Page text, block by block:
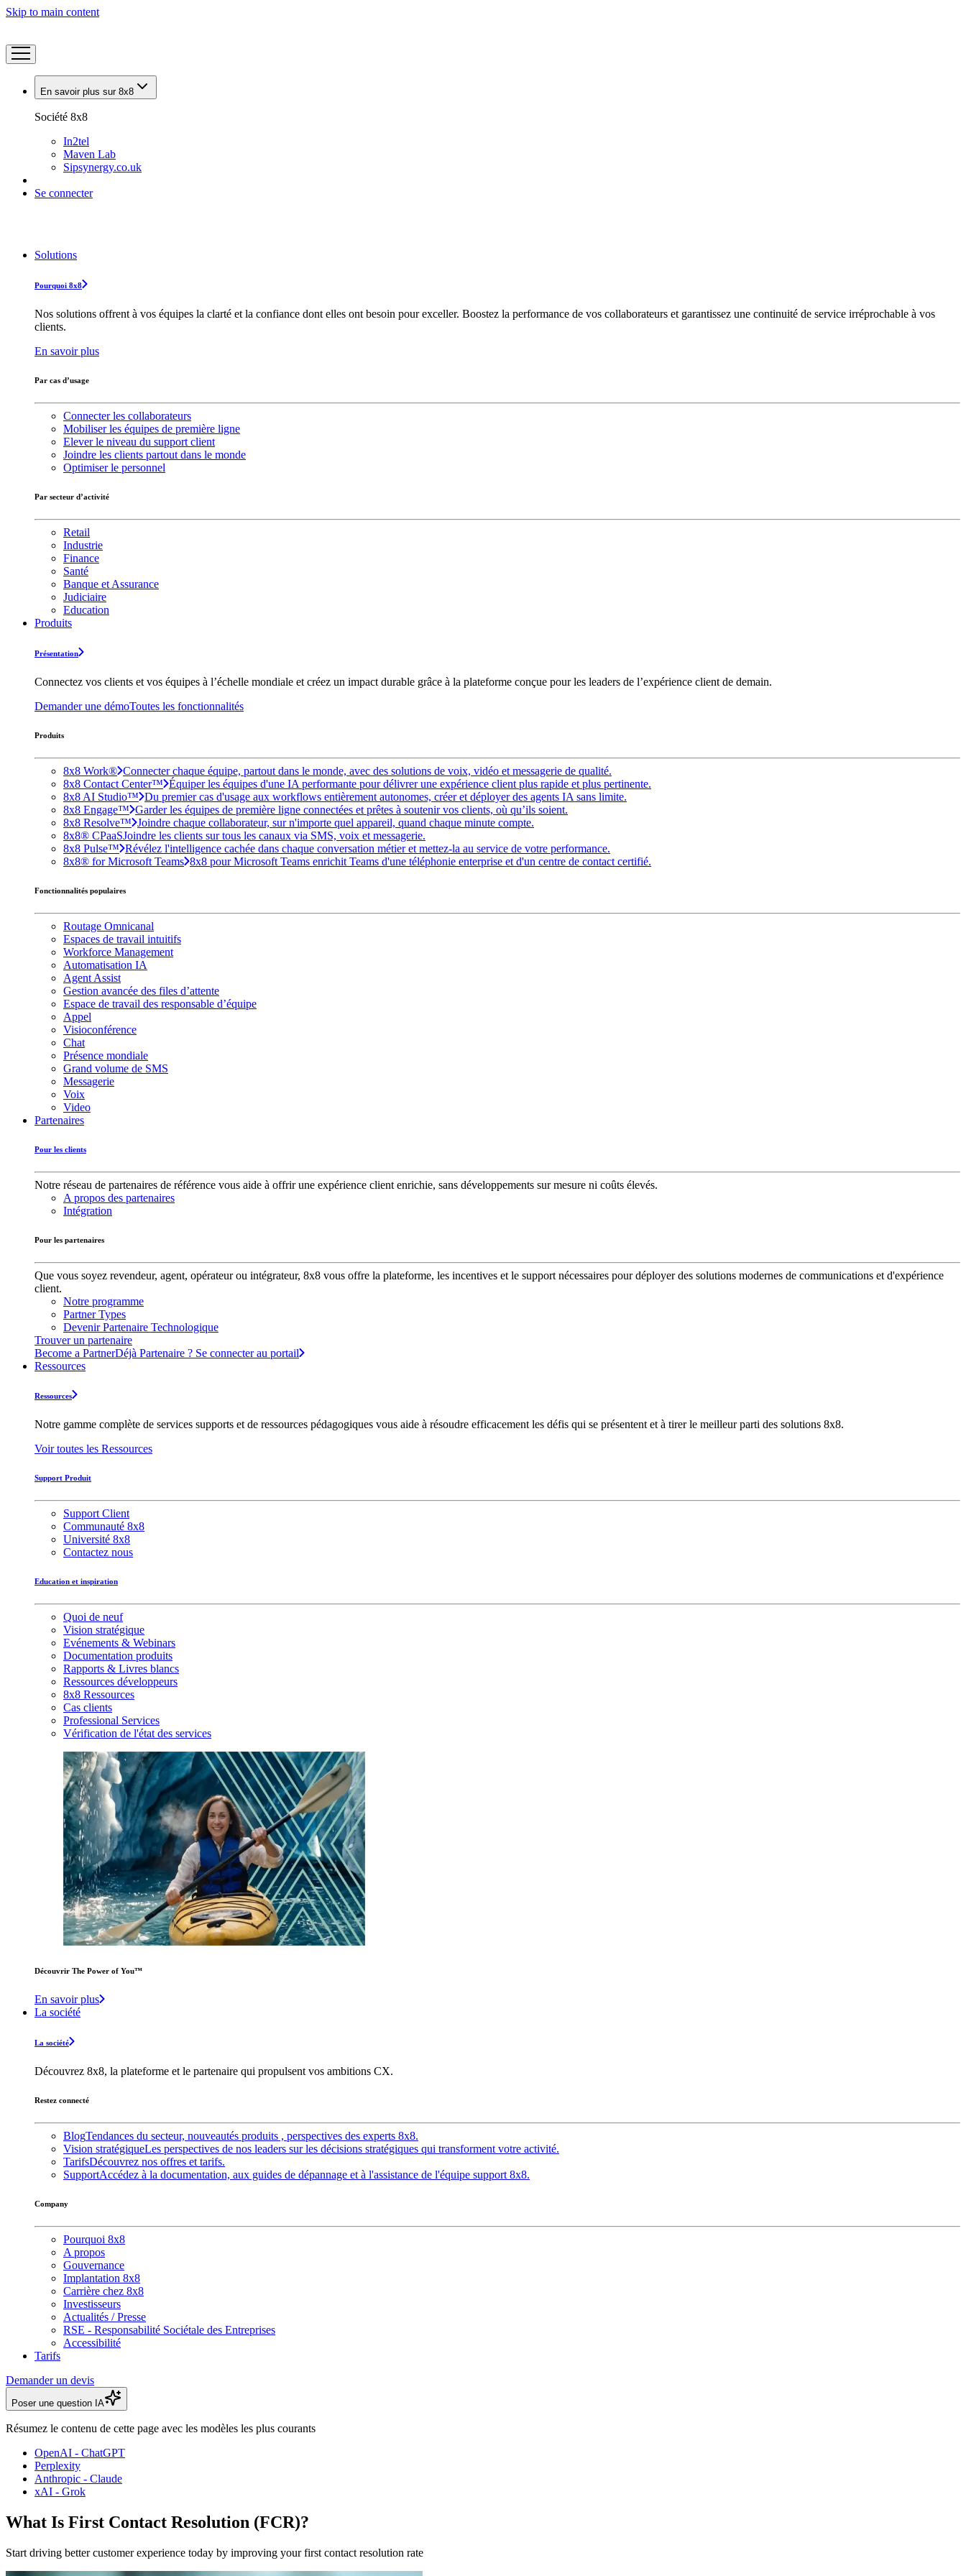
Skip to main content
En savoir plus sur 8x8
Société 8x8
In2tel
Maven Lab
Sipsynergy.co.uk
Se connecter
Solutions
Pourquoi 8x8
Nos solutions offrent à vos équipes la clarté et la confiance dont elles ont besoin pour exceller. Boostez la performance de vos collaborateurs et garantissez une continuité de service irréprochable à vos
clients.
En savoir plus
Par cas d’usage
Connecter les collaborateurs
Mobiliser les équipes de première ligne
Elever le niveau du support client
Joindre les clients partout dans le monde
Optimiser le personnel
Par secteur d’activité
Retail
Industrie
Finance
Santé
Banque et Assurance
Judiciaire
Education
Produits
Présentation
Connectez vos clients et vos équipes à l’échelle mondiale et créez un impact durable grâce à la plateforme conçue pour les leaders de l’expérience client de demain.
Demander une démoToutes les fonctionnalités
Produits
8x8 Work® Connecter chaque équipe, partout dans le monde, avec des solutions de voix, vidéo et messagerie de qualité.
8x8 Contact Center™ Équiper les équipes d'une IA performante pour délivrer une expérience client plus rapide et plus pertinente.
8x8 AI Studio™ Du premier cas d'usage aux workflows entièrement autonomes, créer et déployer des agents IA sans limite.
8x8 Engage™ Garder les équipes de première ligne connectées et prêtes à soutenir vos clients, où qu’ils soient.
8x8 Resolve™ Joindre chaque collaborateur, sur n'importe quel appareil, quand chaque minute compte.
8x8® CPaaSJoindre les clients sur tous les canaux via SMS, voix et messagerie.
8x8 Pulse™ Révélez l'intelligence cachée dans chaque conversation métier et mettez-la au service de votre performance.
8x8® for Microsoft Teams 8x8 pour Microsoft Teams enrichit Teams d'une téléphonie enterprise et d'un centre de contact certifié.
Fonctionnalités populaires
Routage Omnicanal
Espaces de travail intuitifs
Workforce Management
Automatisation IA
Agent Assist
Gestion avancée des files d’attente
Espace de travail des responsable d’équipe
Appel
Visioconférence
Chat
Présence mondiale
Grand volume de SMS
Messagerie
Voix
Video
Partenaires
Pour les clients
Notre réseau de partenaires de référence vous aide à offrir une expérience client enrichie, sans développements sur mesure ni coûts élevés.
A propos des partenaires
Intégration
Pour les partenaires
Que vous soyez revendeur, agent, opérateur ou intégrateur, 8x8 vous offre la plateforme, les incentives et le support nécessaires pour déployer des solutions modernes de communications et d'expérience
client.
Notre programme
Partner Types
Devenir Partenaire Technologique
Trouver un partenaire
Become a PartnerDéjà Partenaire ? Se connecter au portail
Ressources
Ressources
Notre gamme complète de services supports et de ressources pédagogiques vous aide à résoudre efficacement les défis qui se présentent et à tirer le meilleur parti des solutions 8x8.
Voir toutes les Ressources
Support Produit
Support Client
Communauté 8x8
Université 8x8
Contactez nous
Education et inspiration
Quoi de neuf
Vision stratégique
Evénements & Webinars
Documentation produits
Rapports & Livres blancs
Ressources développeurs
8x8 Ressources
Cas clients
Professional Services
Vérification de l'état des services
Découvrir The Power of You™️
En savoir plus
La société
La société
Découvrez 8x8, la plateforme et le partenaire qui propulsent vos ambitions CX.
Restez connecté
BlogTendances du secteur, nouveautés produits , perspectives des experts 8x8.
Vision stratégiqueLes perspectives de nos leaders sur les décisions stratégiques qui transforment votre activité.
TarifsDécouvrez nos offres et tarifs.
SupportAccédez à la documentation, aux guides de dépannage et à l'assistance de l'équipe support 8x8.
Company
Pourquoi 8x8
A propos
Gouvernance
Implantation 8x8
Carrière chez 8x8
Investisseurs
Actualités / Presse
RSE - Responsabilité Sociétale des Entreprises
Accessibilité
Tarifs
Demander un devis
Poser une question IA
Résumez le contenu de cette page avec les modèles les plus courants
OpenAI - ChatGPT
Perplexity
Anthropic - Claude
xAI - Grok
What Is First Contact Resolution (FCR)?
Start driving better customer experience today by improving your first contact resolution rate